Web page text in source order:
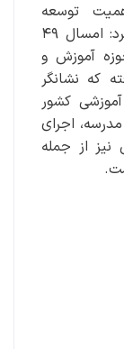
توسعه
زیرساخت‌های آموزشی در دولت تاکید کرد: امسال ۴۹
آموزش و
که نشانگر
کشور
است. علاوه بر آن، ساخت و تجهیز ۴۲۹ مدرسه، اجرای
آبرسانی نیز از جمله